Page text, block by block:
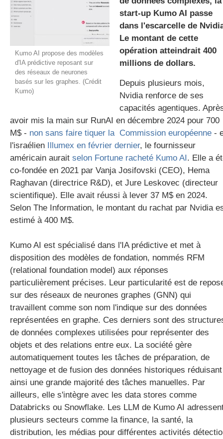
Kumo AI propose des modèles
d'IA prédictive reposant sur
des réseaux de neurones
basés sur les graphes. (Crédit
Kumo)
start-up Kumo AI passe
dans l'escarcelle de
Le montant de cette
opération atteindrait 400
millions de dollars.
Depuis plusieurs mois,
Nvidia renforce de ses
capacités agentiques.
avoir mis la main sur RunAI en décembre 2024 pour 700
M$ - non sans faire tiquer la Commission européenne -
l'israélien Illumex en février dernier, le fournisseur
américain aurait selon Fortune racheté Kumo AI. Elle a
co-fondée en 2021 par Vanja Josifovski (CEO), Hema
Raghavan (directrice R&D), et Jure Leskovec (directeur
scientifique). Elle avait réussi à lever 37 M$ en 2024.
Selon The Information, le montant du rachat par Nvidia
estimé à 400 M$.
Kumo AI est spécialisé dans l'IA prédictive et met à
disposition des modèles de fondation, nommés RFM
(relational foundation model) aux réponses
particulièrement précises. Leur particularité est de
sur des réseaux de neurones graphes (GNN) qui
travaillent comme son nom l'indique sur des données
représentées en graphe. Ces derniers sont des
de données complexes utilisées pour représenter des
objets et des relations entre eux. La société gère
automatiquement toutes les tâches de préparation, de
nettoyage et de fusion des données historiques réduisant
ainsi une grande majorité des tâches manuelles. Par
ailleurs, elle s'intègre avec les data stores comme
Databricks ou Snowflake. Les LLM de Kumo AI
plusieurs secteurs comme la finance, la santé, la
distribution, les médias pour différentes activités